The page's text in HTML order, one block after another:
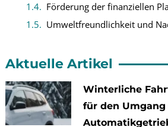
Aktuelle Artikel
Winterliche
für den